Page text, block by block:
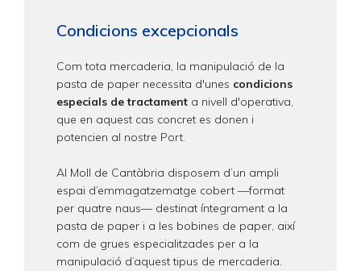
Condicions excepcionals
Com tota mercaderia, la manipulació de la
pasta de paper necessita d'unes condicions
especials de tractament a nivell d'operativa,
que en aquest cas concret es donen i
potencien al nostre Port.
Al Moll de Cantàbria disposem d’un ampli
espai d’emmagatzematge cobert —format
per quatre naus— destinat íntegrament a la
pasta de paper i a les bobines de paper, així
com de grues especialitzades per a la
manipulació d’aquest tipus de mercaderia.